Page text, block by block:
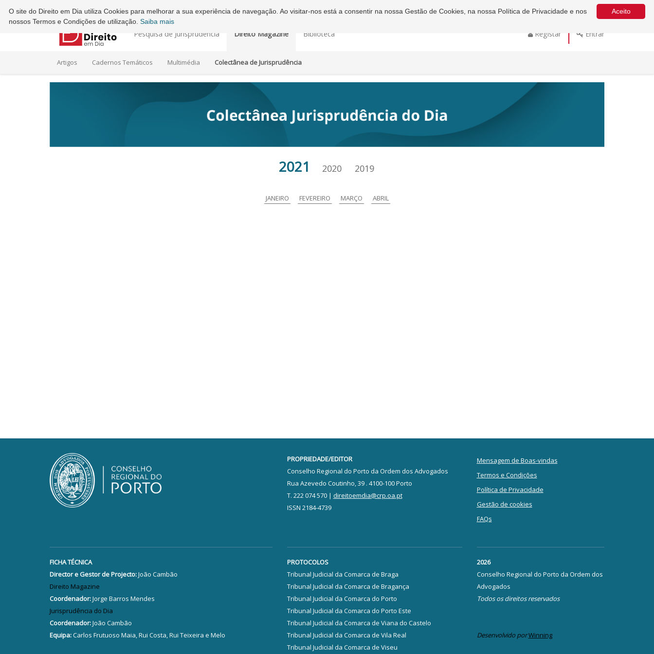
Ordem dos Advogados - Conselho Regional do Porto
Pesquisa de Jurisprudência Direito Magazine Biblioteca Registar Entrar
Artigos Cadernos Temáticos Multimédia Colectânea de Jurisprudência
2021 2020 2019
JANEIRO FEVEREIRO MARÇO ABRIL
PROPRIEDADE/EDITOR
Conselho Regional do Porto da Ordem dos Advogados
Rua Azevedo Coutinho, 39 . 4100-100 Porto
T. 222 074 570 | direitoemdia@crp.oa.pt
ISSN 2184-4739
Mensagem de Boas-vindas
Termos e Condições
Política de Privacidade
Gestão de cookies
FAQs
FICHA TÉCNICA
Director e Gestor de Projecto:João Cambão
Direito Magazine
Coordenador:Jorge Barros Mendes
Jurisprudência do Dia
Coordenador:João Cambão
Equipa:Carlos Frutuoso Maia, Rui Costa, Rui Teixeira e Melo
PROTOCOLOS
Tribunal Judicial da Comarca de Braga
Tribunal Judicial da Comarca de Bragança
Tribunal Judicial da Comarca do Porto
Tribunal Judicial da Comarca do Porto Este
Tribunal Judicial da Comarca de Viana do Castelo
Tribunal Judicial da Comarca de Vila Real
Tribunal Judicial da Comarca de Viseu
2026
Conselho Regional do Porto da Ordem dos
Advogados
Todos os direitos reservados
Desenvolvido porWinning
Aceito
O site do Direito em Dia utiliza Cookies para melhorar a sua experiência de navegação. Ao visitar-nos está a consentir na nossa Gestão de Cookies, na nossa Política de Privacidade e nos
nossos Termos e Condições de utilização. Saiba mais